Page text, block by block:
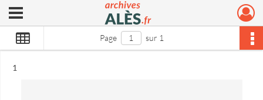
Archives municipales d'Alès
Ouvrir le menu déroulant
Page sur 1
Résultat n°
1